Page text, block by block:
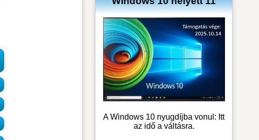
A Windows 10 nyugdíjba vonul: Itt
az idő a váltásra.